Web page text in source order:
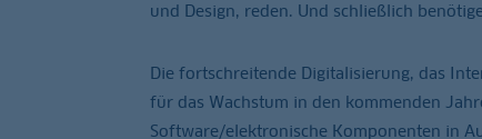
und Design, reden. Und schließlich
Die fortschreitende Digitalisierung, das
für das Wachstum in den kommenden
Software/elektronische Komponenten in